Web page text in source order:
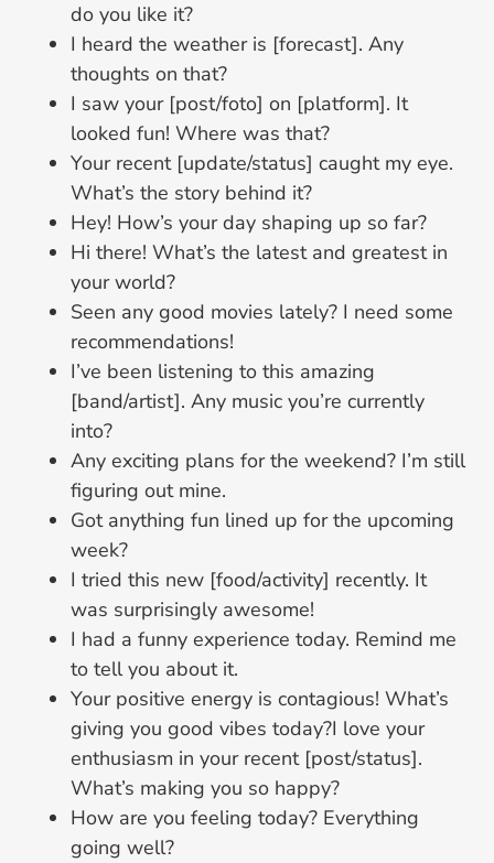
do you like it?
I heard the weather is [forecast]. Any
thoughts on that?
I saw your [post/foto] on [platform]. It
looked fun! Where was that?
Your recent [update/status] caught my eye.
What’s the story behind it?
Hey! How’s your day shaping up so far?
Hi there! What’s the latest and greatest in
your world?
Seen any good movies lately? I need some
recommendations!
I’ve been listening to this amazing
[band/artist]. Any music you’re currently
into?
Any exciting plans for the weekend? I’m still
figuring out mine.
Got anything fun lined up for the upcoming
week?
I tried this new [food/activity] recently. It
was surprisingly awesome!
I had a funny experience today. Remind me
to tell you about it.
Your positive energy is contagious! What’s
giving you good vibes today?I love your
enthusiasm in your recent [post/status].
What’s making you so happy?
How are you feeling today? Everything
going well?